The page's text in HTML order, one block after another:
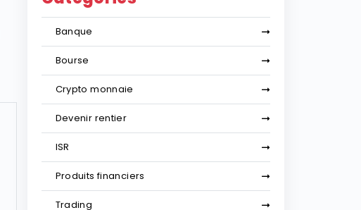
Banque
Bourse
Crypto monnaie
Devenir rentier
ISR
Produits financiers
Trading